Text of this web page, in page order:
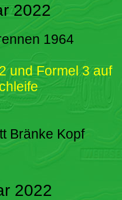
2022
1964
und Formel 3 auf
Bränke Kopf
2022